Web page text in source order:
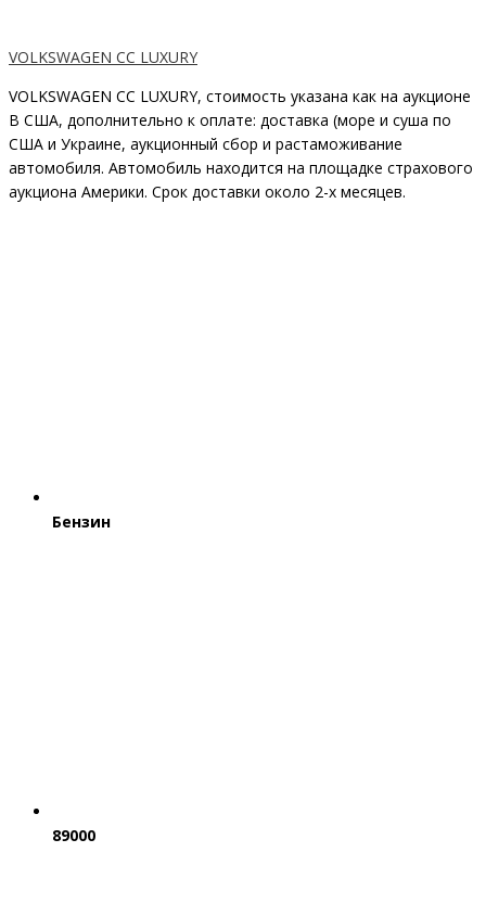
VOLKSWAGEN CC LUXURY
VOLKSWAGEN CC LUXURY, стоимость указана как на аукционе
В США, дополнительно к оплате: доставка (море и суша по
США и Украине, аукционный сбор и растаможивание
автомобиля. Автомобиль находится на площадке страхового
аукциона Америки. Срок доставки около 2-x месяцев.
Бензин
89000